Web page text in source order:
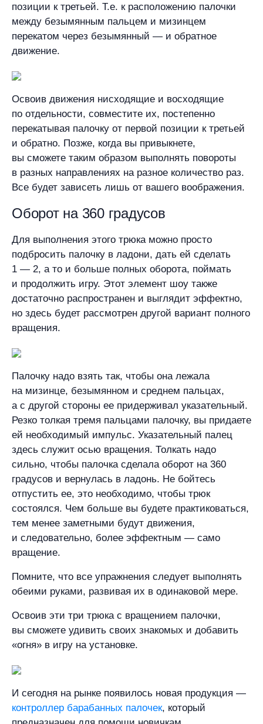
позиции к третьей. Т.е. к расположению палочки
между безымянным пальцем и мизинцем
перекатом через безымянный — и обратное
движение.
Освоив движения нисходящие и восходящие
по отдельности, совместите их, постепенно
перекатывая палочку от первой позиции к третьей
и обратно. Позже, когда вы привыкнете,
вы сможете таким образом выполнять повороты
в разных направлениях на разное количество раз.
Все будет зависеть лишь от вашего воображения.
Оборот на 360 градусов
Для выполнения этого трюка можно просто
подбросить палочку в ладони, дать ей сделать
1 — 2, а то и больше полных оборота, поймать
и продолжить игру. Этот элемент шоу также
достаточно распространен и выглядит эффектно,
но здесь будет рассмотрен другой вариант полного
вращения.
Палочку надо взять так, чтобы она лежала
на мизинце, безымянном и среднем пальцах,
а с другой стороны ее придерживал указательный.
Резко толкая тремя пальцами палочку, вы придаете
ей необходимый импульс. Указательный палец
здесь служит осью вращения. Толкать надо
сильно, чтобы палочка сделала оборот на 360
градусов и вернулась в ладонь. Не бойтесь
отпустить ее, это необходимо, чтобы трюк
состоялся. Чем больше вы будете практиковаться,
тем менее заметными будут движения,
и следовательно, более эффектным — само
вращение.
Помните, что все упражнения следует выполнять
обеими руками, развивая их в одинаковой мере.
Освоив эти три трюка с вращением палочки,
вы сможете удивить своих знакомых и добавить
«огня» в игру на установке.
И сегодня на рынке появилось новая продукция —
контроллер барабанных палочек, который